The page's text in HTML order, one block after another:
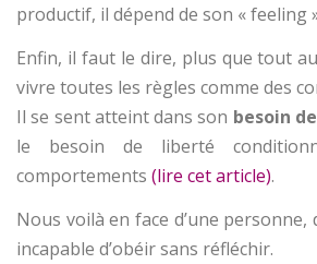
productif, il dépend de son « feeling
Enfin, il faut le dire, plus que tout
vivre toutes les règles comme des
Il se sent atteint dans son besoin
le besoin de liberté
comportements (lire cet article).
Nous voilà en face d’une personne,
incapable d’obéir sans réfléchir.